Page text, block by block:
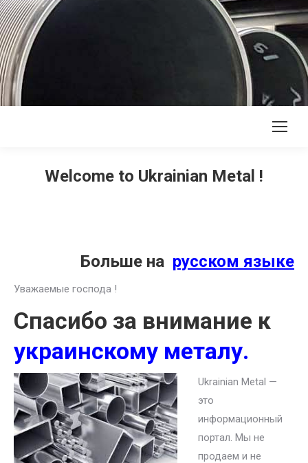
Welcome to Ukrainian Metal !
Больше на русском языке
Уважаемые господа !
Спасибо за внимание к
украинскому металу.
Ukrainian Metal —
это
информационный
портал. Мы не
продаем и не